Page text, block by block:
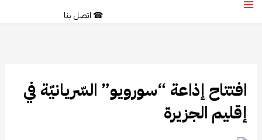
☎ اتصل بنا
افتتاح إذاعة “سورويو” السّريانيّة في
إقليم الجزيرة